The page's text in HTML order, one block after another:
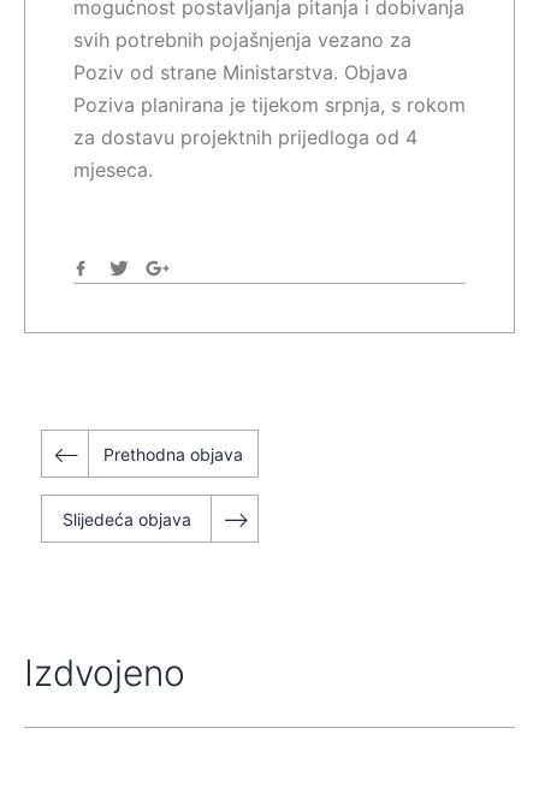
mogućnost postavljanja pitanja i dobivanja
svih potrebnih pojašnjenja vezano za
Poziv od strane Ministarstva. Objava
Poziva planirana je tijekom srpnja, s rokom
za dostavu projektnih prijedloga od 4
mjeseca.
Navigacija
objava
Prethodna objava
Slijedeća objava
Izdvojeno